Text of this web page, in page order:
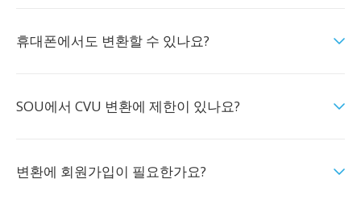
휴대폰에서도 변환할 수 있나요?
SOU에서 CVU 변환에 제한이 있나요?
변환에 회원가입이 필요한가요?